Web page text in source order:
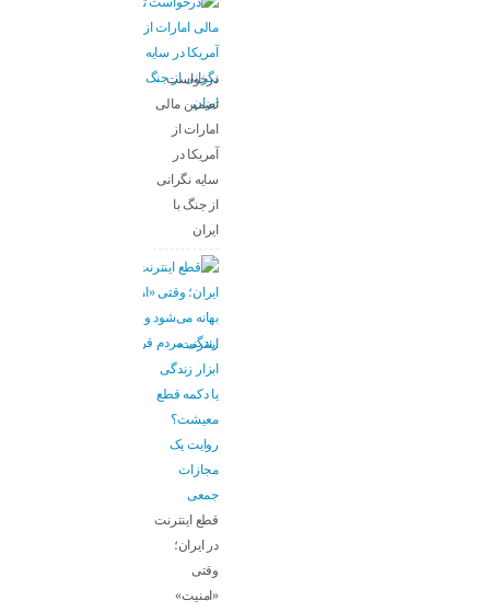
درخواست
تضمین مالی
امارات از
آمریکا در
سایه نگرانی
از جنگ با
ایران
اینترنت،
ابزار زندگی
یا دکمه قطع
معیشت؟
روایت یک
مجازات
جمعی
قطع اینترنت
در ایران؛
وقتی
«امنیت»